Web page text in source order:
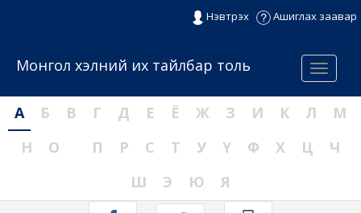
Нэвтрэх Ашиглах заавар
Menu
Монгол хэлний их тайлбар толь
А Б В Г Д Е Ё Ж З И К Л
М
Н
О П Р С Т У Ү Ф Х Ц
Ч
Ш
Э Ю Я